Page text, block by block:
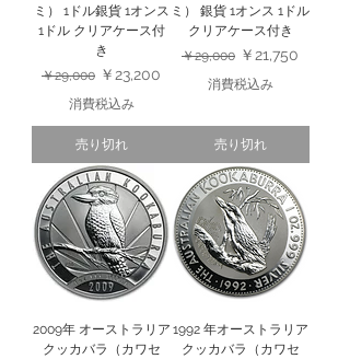
ミ） 1ドル銀貨 1オンス
1ドル クリアケース付
き
通常価格
￥29,000 セール価格
￥23,200
消費税込み
売り切れ
ミ） 銀貨 1オンス 1ドル
クリアケース付き
通常価格
￥29,000 セール価格
￥21,750
消費税込み
売り切れ
2009年 オーストラリア
クッカバラ（カワセ
1992 年オーストラリア
クッカバラ（カワセ